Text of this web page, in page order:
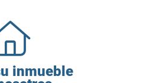
inmueble